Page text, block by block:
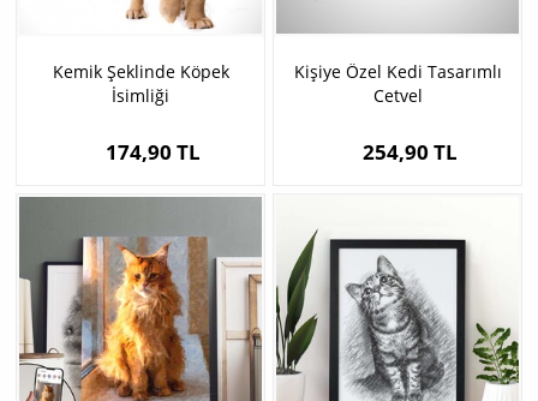
Kemik Şeklinde Köpek
İsimliği
174,90 TL
Kişiye Özel Kedi Tasarımlı
Cetvel
254,90 TL